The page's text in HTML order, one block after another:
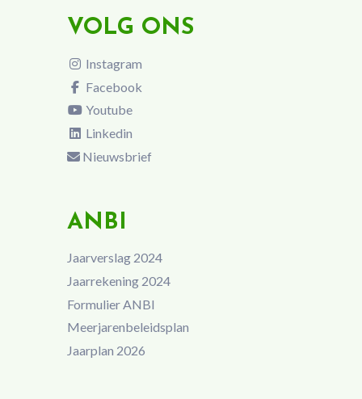
VOLG ONS
Instagram
Facebook
Youtube
Linkedin
Nieuwsbrief
ANBI
Jaarverslag 2024
Jaarrekening 2024
Formulier ANBI
Meerjarenbeleidsplan
Jaarplan 2026